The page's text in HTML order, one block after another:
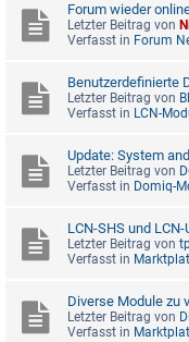
Forum wieder
Letzter Beitrag von
Verfasst in Forum
Benutzerdefinierte
Letzter Beitrag von
Verfasst in LCN-
Update: System
Letzter Beitrag von
Verfasst in Domiq-
LCN-SHS und LCN-
Letzter Beitrag von
Verfasst in
Diverse Module zu
Letzter Beitrag von
Verfasst in